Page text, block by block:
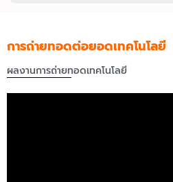
การถ่ายทอดต่อยอดเทคโนโลยี
ผลงานการถ่ายทอดเทคโนโลยี